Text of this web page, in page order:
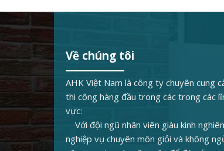
Về chúng tôi
AHK Việt Nam là công ty chuyên cung
thi công hàng đầu trong các trong các
vực:
Với đội ngũ nhân viên giàu kinh
nghiệp vụ chuyên môn giỏi và không